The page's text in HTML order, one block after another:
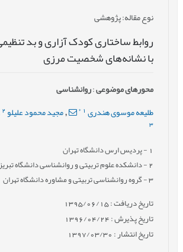
نوع مقاله: پژوهشی
روابط ساختاری کودک آزاری و بد
با نشانه‌های شخصیت مرزی
محورهای موضوعی:روانشناسی
طلیعه موسوی هندری *
,مجید محمود علیلو2
,
3
- پردیس ارس دانشگاه تهران
2- دانشکده علوم تربیتی و روانشناسی دانشگاه تبریز
3- گروه روانشناسی تربیتی و مشاوره دانشگاه تهران
تاریخ دریافت : 1395/06/15
تاریخ پذیرش : 1396/04/24
تاریخ انتشار : 1397/03/30